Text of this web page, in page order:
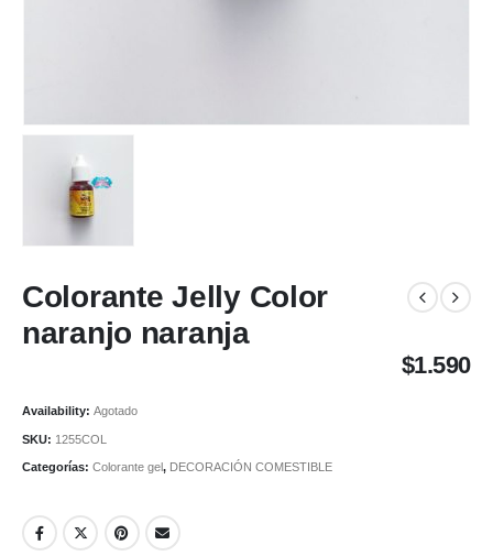
Colorante Jelly Color
naranjo naranja
$1.590
Availability: Agotado
SKU: 1255COL
Categorías: Colorante gel, DECORACIÓN COMESTIBLE